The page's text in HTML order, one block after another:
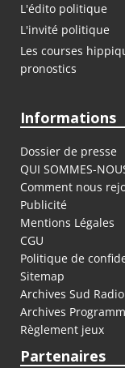
L'édito politique
L'invité politique
Les courses
pronostics
Informations
Dossier de presse
QUI SOMMES-
Comment nous
Publicité
Mentions Légales
CGU
Politique de
Sitemap
Archives Sud Radio
Archives
Règlement jeux
Partenaires